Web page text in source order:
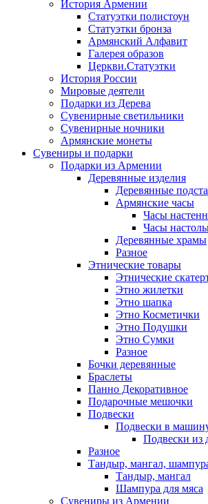
История Армении
Статуэтки полистоун
Статуэтки бронза
Армянский Алфавит
Галерея образов
Церкви.Статуэтки
История России
Мировые деятели
Подарки из Дерева
Сувенирные светильники
Сувенирные ночники
Армянские монеты
Сувениры и подарки
Подарки из Армении
Деревянные изделия
Деревянные
Армянские часы
Часы
Часы
Деревянные храмы
Разное
Этнические товары
Этнические
Этно жилетки
Этно шапка
Этно Косметички
Этно Подушки
Этно Сумки
Разное
Бочки деревянные
Браслеты
Панно Декоративное
Подарочные мешочки
Подвески
Подвески в
Подвески из
Разное
Тандыр, мангал,
Тандыр, мангал
Шампура для мяса
Сувениры из Армении